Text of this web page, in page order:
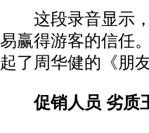
这段录音显示，
易赢得游客的信任
起了周华健的《朋友
促销人员 劣质玉